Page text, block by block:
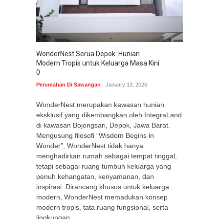
WonderNest Serua Depok: Hunian
Modern Tropis untuk Keluarga Masa Kini
0
Perumahan Di Sawangan January 13, 2026
WonderNest merupakan kawasan hunian
eksklusif yang dikembangkan oleh IntegraLand
di kawasan Bojongsari, Depok, Jawa Barat.
Mengusung filosofi “Wisdom Begins in
Wonder”, WonderNest tidak hanya
menghadirkan rumah sebagai tempat tinggal,
tetapi sebagai ruang tumbuh keluarga yang
penuh kehangatan, kenyamanan, dan
inspirasi. Dirancang khusus untuk keluarga
modern, WonderNest memadukan konsep
modern tropis, tata ruang fungsional, serta